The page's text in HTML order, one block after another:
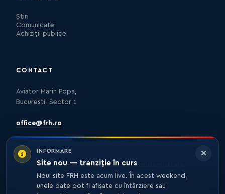
INFORMARE
Site nou — tranziție în curs
Noul site FRH este acum live. În acest weekend,
unele date pot fi afișate cu întârziere sau
Știri
Comunicate
Achiziții publice
CONTACT
Aviator Marin Popa,
București, Sector 1
office@frh.ro
Protecția datelorPolitica de confidențialitate
Nota de informare